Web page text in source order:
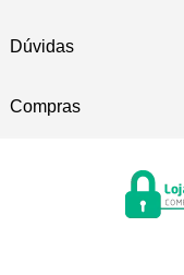
Dúvidas
Compras